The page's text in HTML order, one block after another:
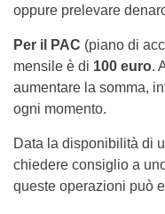
oppure prelevare
Per il PAC (piano di
mensile è di 100 euro.
aumentare la somma,
ogni momento.
Data la disponibilità di
chiedere consiglio a
queste operazioni può